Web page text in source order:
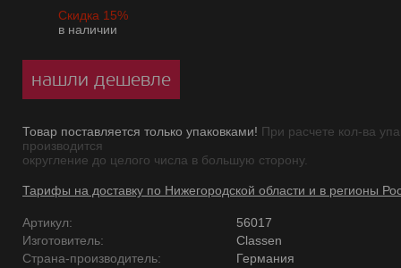
Скидка 15%
в наличии
нашли дешевле
Товар поставляется только упаковками! При расчете кол-ва
производится
округление до целого числа в большую сторону.
Тарифы на доставку по Нижегородской области и в регионы
Артикул:
56017
Изготовитель:
Classen
Страна-производитель:
Германия